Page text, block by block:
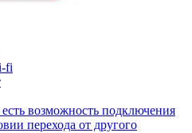
fi
возможность подключения
перехода от другого